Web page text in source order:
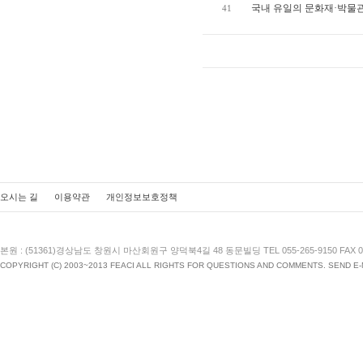
41 국내 유일의 문화재·박물
오시는 길 이용약관 개인정보보호정책
본원 : (51361)경상남도 창원시 마산회원구 양덕북4길 48 동문빌딩 TEL 055-265-9150 FAX
COPYRIGHT (C) 2003~2013 FEACI ALL RIGHTS FOR QUESTIONS AND COMMENTS. SEND